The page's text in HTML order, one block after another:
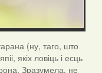
(ну, таго, што
якіх ловіць і есць
Зразумела, не